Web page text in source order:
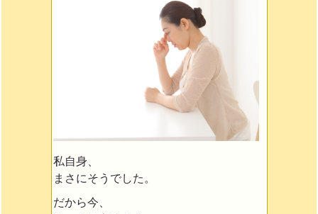
私自身、
まさにそうでした。
だから今、